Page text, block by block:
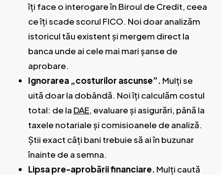
îți face o interogare în Biroul de Credit, ceea
ce îți scade scorul FICO. Noi doar analizăm
istoricul tău existent și mergem direct la
banca unde ai cele mai mari șanse de
aprobare.
Ignorarea „costurilor ascunse”. Mulți se
uită doar la dobândă. Noi îți calculăm costul
total: de la DAE, evaluare și asigurări, până la
taxele notariale și comisioanele de analiză.
Știi exact câți bani trebuie să ai în buzunar
înainte de a semna.
Lipsa pre-aprobării financiare. Mulți caută